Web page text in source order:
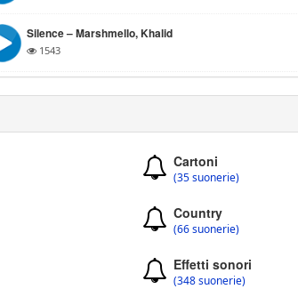
Silence – Marshmello, Khalid
1543
Cartoni
(35 suonerie)
Country
(66 suonerie)
Effetti sonori
(348 suonerie)